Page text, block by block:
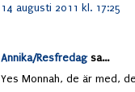
14 augusti 2011 kl. 17:25
Annika/Resfredagsa...
Yes Monnah, de är med,